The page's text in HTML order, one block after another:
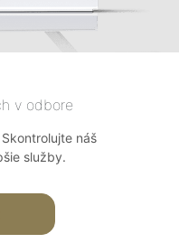
v odbore
náš
služby.